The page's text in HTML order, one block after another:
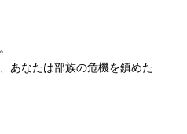
あなたは部族の危機を鎮めた